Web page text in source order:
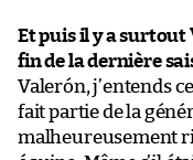
Et puis il y a surtout
fin de la dernière
Valerón, j’entends
fait partie de la
malheureusement